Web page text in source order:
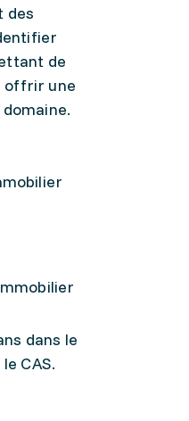
des
de
offrir une
dans le
CAS.